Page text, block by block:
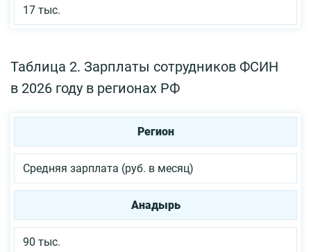
17 тыс.
Таблица 2. Зарплаты сотрудников ФСИН
в 2026 году в регионах РФ
Регион
Средняя зарплата (руб. в месяц)
Анадырь
90 тыс.